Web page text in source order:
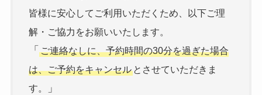
皆様に安心してご利用いただくため、以下ご理
解・ご協力をお願いいたします。
「 ご連絡なしに、予約時間の30分を過ぎた場合
は、ご予約をキャンセルとさせていただきま
す。
」